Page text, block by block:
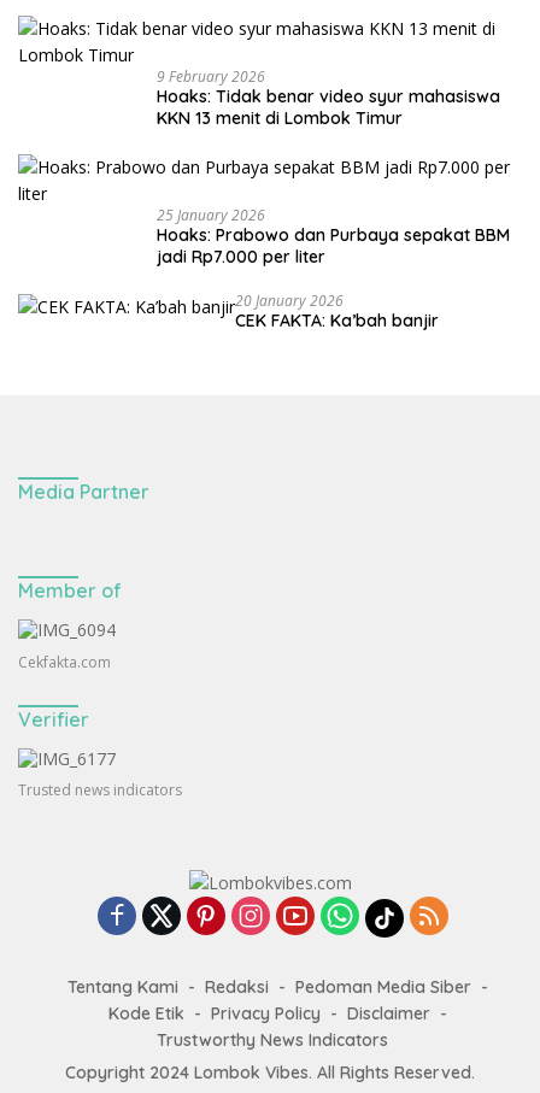
9 February 2026
Hoaks: Tidak benar video syur mahasiswa
KKN 13 menit di Lombok Timur
25 January 2026
Hoaks: Prabowo dan Purbaya sepakat BBM
jadi Rp7.000 per liter
20 January 2026
CEK FAKTA: Ka’bah banjir
Media Partner
Member of
Cekfakta.com
Verifier
Trusted news indicators
Tentang Kami Redaksi
Pedoman Media Siber
Kode Etik
Privacy Policy
Disclaimer
Trustworthy News Indicators
Copyright 2024 Lombok Vibes. All Rights Reserved.